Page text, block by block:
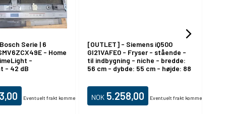
Serie | 6
- Home
-
- 42 dB
Eventuelt frakt kommer i tillegg.
[OUTLET] - Siemens iQ500
GI21VAFE0 - Fryser - stående -
til indbygning - niche - bredde:
56 cm - dybde: 55 cm - højde: 88
NOK 5.258,00
Eventuelt frakt kommer i tillegg.